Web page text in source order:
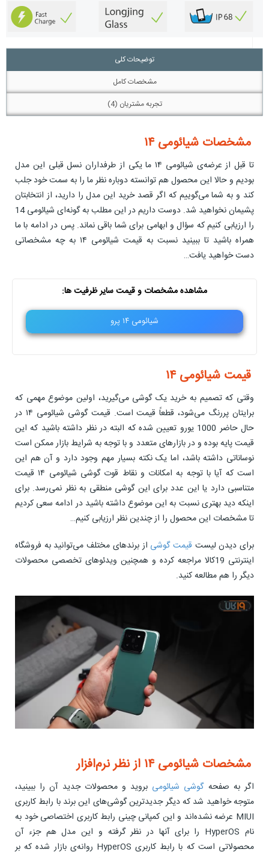
توضیحات کلی
مشخصات کامل
تجربه مشتریان (4)
مشخصات شیائومی ۱۴
تا قبل از عرضه‌ی شیائومی ۱۴ ما یکی از طرفداران نسل قبلی این مدل
بودیم و حالا این محصول هم توانسته دوباره نظر ما را به سمت خود جلب
کند و به شما می‌گوییم که اگر قصد خرید این مدل را دارید، از انتخابتان
پشیمان نخواهید شد. دوست داریم در این مطلب به گونه‌ای شیائومی 14
را ارزیابی کنیم که سؤال و ابهامی برای شما باقی نماند. پس در ادامه با ما
همراه باشید تا ببینید نسبت به قیمت شیائومی ۱۴ به چه مشخصاتی
دست خواهید یافت…
مشاهده مشخصات و قیمت سایر ظرفیت ها:
شیائومی ۱۴ پرو
قیمت شیائومی ۱۴
وقتی که تصمیم به خرید یک گوشی می‌گیرید، اولین موضوع مهمی که
برایتان پررنگ می‌شود، قطعاً قیمت است. قیمت گوشی شیائومی ۱۴ در
حال حاضر 1000 یورو تعیین شده که البته در نظر داشته باشید که این
قیمت پایه بوده و در بازارهای متعدد و با توجه به شرایط بازار ممکن است
نوساناتی داشته باشد، اما یک نکته بسیار مهم وجود دارد و آن هم این
است که آیا با توجه به امکانات و نقاط قوت گوشی شیائومی ۱۴ قیمت
متناسبی دارد یا این عدد برای این گوشی منطقی به نظر نمی‌رسد. برای
اینکه دید بهتری نسبت به این موضوع داشته باشید در ادامه سعی کردیم
تا مشخصات این محصول را از چندین نظر ارزیابی کنیم…
برای دیدن لیست قیمت گوشی از برندهای مختلف می‌توانید به فروشگاه
اینترنتی 19کالا مراجعه کرده و همچنین ویدئوهای تخصصی محصولات
دیگر را هم مطالعه کنید.
مشخصات شیائومی ۱۴ از نظر نرم‌افزار
اگر به صفحهگوشی شیائومی بروید و محصولات جدید آن را ببینید،
متوجه خواهید شد که دیگر جدیدترین گوشی‌های این برند با رابط کاربری
MIUI عرضه نشده‌اند و این کمپانی چینی رابط کاربری اختصاصی خود به
نام HyperOS را برای آنها در نظر گرفته و این مدل هم جزء آن
محصولاتی است که با رابط کاربری HyperOS روانه‌ی بازار شده که بر